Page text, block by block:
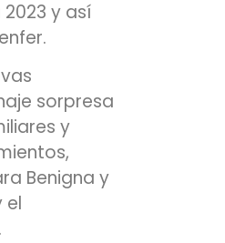
y así
sorpresa
y
Benigna y
el